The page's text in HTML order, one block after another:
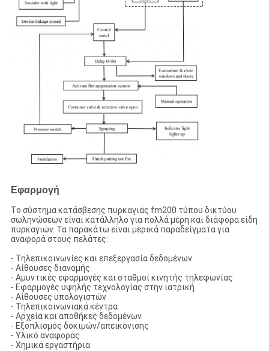
Εφαρμογή
Το σύστημα κατάσβεσης πυρκαγιάς fm200 τύπου δικτύου
σωληνώσεων είναι κατάλληλο για πολλά μέρη και διάφορα είδη
πυρκαγιών. Τα παρακάτω είναι μερικά παραδείγματα για
αναφορά στους πελάτες:
- Τηλεπικοινωνίες και επεξεργασία δεδομένων
- Αίθουσες διανομής
- Αμυντικές εφαρμογές και σταθμοί κινητής τηλεφωνίας
- Εφαρμογές υψηλής τεχνολογίας στην ιατρική
- Αίθουσες υπολογιστών
- Τηλεπικοινωνιακά κέντρα
- Αρχεία και αποθήκες δεδομένων
- Εξοπλισμός δοκιμών/απεικόνισης
- Υλικό αναφοράς
- Χημικά εργαστήρια